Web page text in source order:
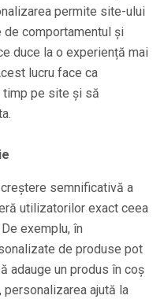
permite site-ului
comportamentul și
duce la o experiență mai
lucru face ca
pe site și să
semnificativă a
utilizatorilor exact ceea
exemplu, în
de produse pot
adauge un produs în coș
ajută la